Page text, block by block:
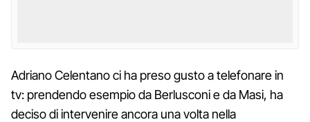
Adriano Celentano ci ha preso gusto a telefonare in
tv: prendendo esempio da Berlusconi e da Masi, ha
deciso di intervenire ancora una volta nella